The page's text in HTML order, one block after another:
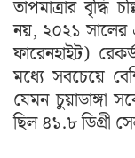
তাপমাত্রার
নয়, ২০২১ সালের
ফারেনহাইট)
মধ্যে সবচেয়ে
যেমন চুয়াডাঙ্গা
ছিল ৪১.৮ ডিগ্রী